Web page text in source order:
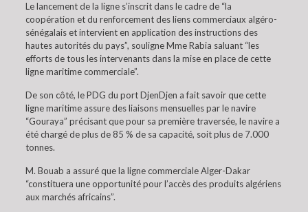
Le lancement de la ligne s’inscrit dans le cadre de “la
coopération et du renforcement des liens commerciaux algéro-
sénégalais et intervient en application des instructions des
hautes autorités du pays”, souligne Mme Rabia saluant “les
efforts de tous les intervenants dans la mise en place de cette
ligne maritime commerciale”.
De son côté, le PDG du port DjenDjen a fait savoir que cette
ligne maritime assure des liaisons mensuelles par le navire
“Gouraya” précisant que pour sa première traversée, le navire a
été chargé de plus de 85 % de sa capacité, soit plus de 7.000
tonnes.
M. Bouab a assuré que la ligne commerciale Alger-Dakar
“constituera une opportunité pour l’accès des produits algériens
aux marchés africains”.